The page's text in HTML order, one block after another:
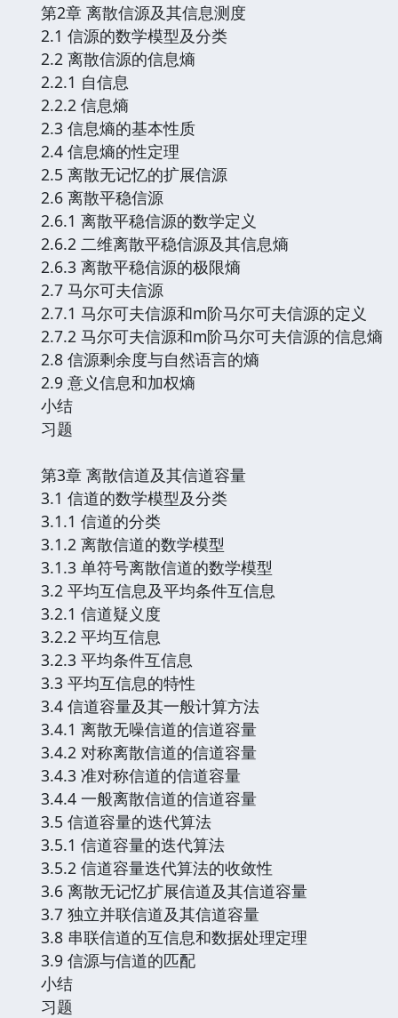
第2章 离散信源及其信息测度
2.1 信源的数学模型及分类
2.2 离散信源的信息熵
2.2.1 自信息
2.2.2 信息熵
2.3 信息熵的基本性质
2.4 信息熵的性定理
2.5 离散无记忆的扩展信源
2.6 离散平稳信源
2.6.1 离散平稳信源的数学定义
2.6.2 二维离散平稳信源及其信息熵
2.6.3 离散平稳信源的极限熵
2.7 马尔可夫信源
2.7.1 马尔可夫信源和m阶马尔可夫信源的定义
2.7.2 马尔可夫信源和m阶马尔可夫信源的信息熵
2.8 信源剩余度与自然语言的熵
2.9 意义信息和加权熵
小结
习题
第3章 离散信道及其信道容量
3.1 信道的数学模型及分类
3.1.1 信道的分类
3.1.2 离散信道的数学模型
3.1.3 单符号离散信道的数学模型
3.2 平均互信息及平均条件互信息
3.2.1 信道疑义度
3.2.2 平均互信息
3.2.3 平均条件互信息
3.3 平均互信息的特性
3.4 信道容量及其一般计算方法
3.4.1 离散无噪信道的信道容量
3.4.2 对称离散信道的信道容量
3.4.3 准对称信道的信道容量
3.4.4 一般离散信道的信道容量
3.5 信道容量的迭代算法
3.5.1 信道容量的迭代算法
3.5.2 信道容量迭代算法的收敛性
3.6 离散无记忆扩展信道及其信道容量
3.7 独立并联信道及其信道容量
3.8 串联信道的互信息和数据处理定理
3.9 信源与信道的匹配
小结
习题